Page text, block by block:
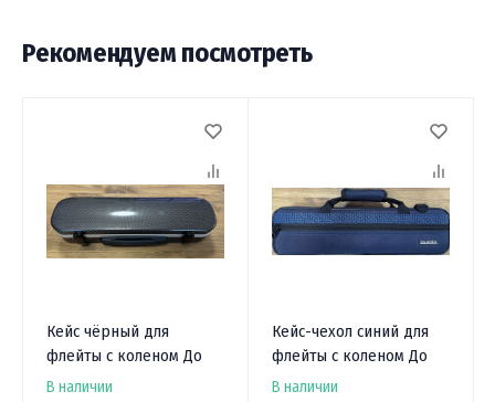
Рекомендуем посмотреть
Кейс чёрный для
флейты с коленом До
В наличии
Кейс-чехол синий для
флейты с коленом До
В наличии